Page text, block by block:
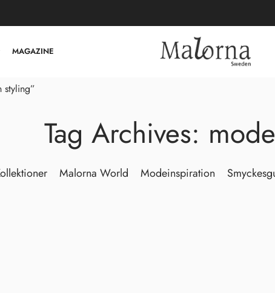
MAGAZINE
Tag Archives:
styling”
Malorna World Modeinspiration